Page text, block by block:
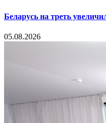
Беларусь на треть
05.08.2026